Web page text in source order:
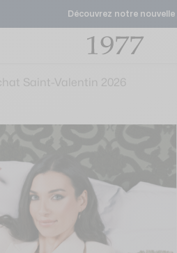
Découvrez notre nouvelle
Saint-Valentin 2026